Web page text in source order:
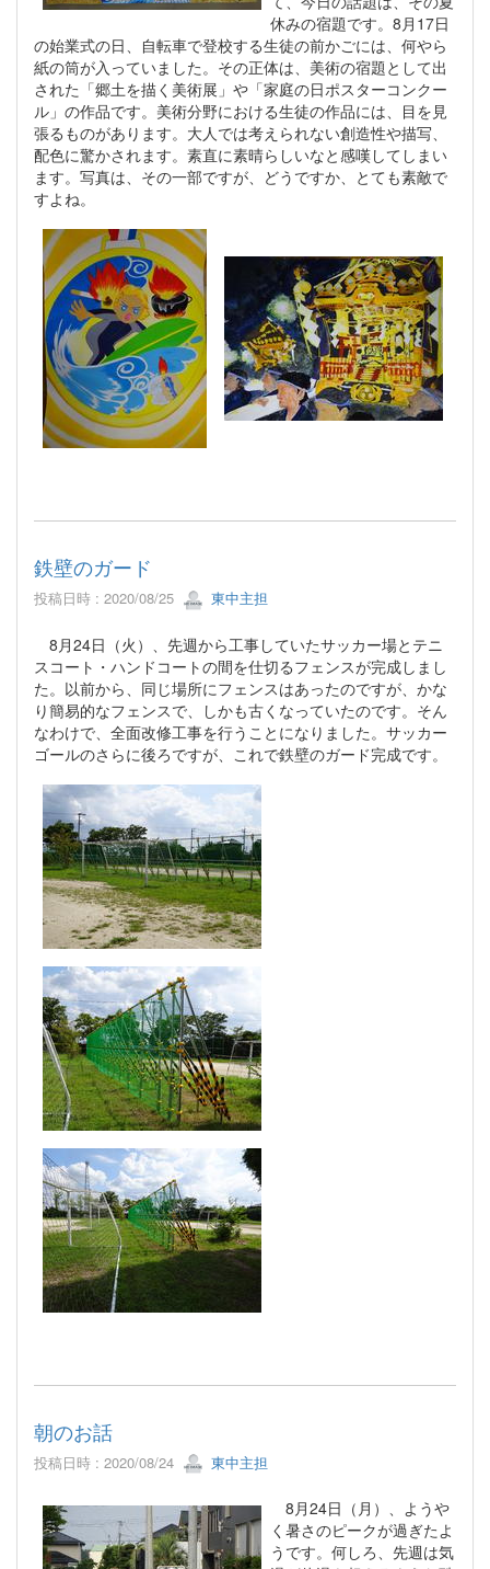
休みの宿題です。8月17日
の始業式の日、自転車で登校する生徒の前かごには、何やら
紙の筒が入っていました。その正体は、美術の宿題として出
された「郷土を描く美術展」や「家庭の日ポスターコンクー
ル」の作品です。美術分野における生徒の作品には、目を見
張るものがあります。大人では考えられない創造性や描写、
配色に驚かされます。素直に素晴らしいなと感嘆してしまい
ます。写真は、その一部ですが、どうですか、とても素敵で
すよね。
鉄壁のガード
投稿日時 : 2020/08/25 東中主担
8月24日（火）、先週から工事していたサッカー場とテニ
スコート・ハンドコートの間を仕切るフェンスが完成しまし
た。以前から、同じ場所にフェンスはあったのですが、かな
り簡易的なフェンスで、しかも古くなっていたのです。そん
なわけで、全面改修工事を行うことになりました。サッカー
ゴールのさらに後ろですが、これで鉄壁のガード完成です。
朝のお話
投稿日時 : 2020/08/24 東中主担
8月24日（月）、ようや
く暑さのピークが過ぎたよ
うです。何しろ、先週は気